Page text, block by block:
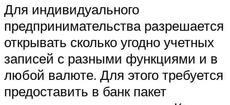
Для индивидуального
предпринимательства разрешается
открывать сколько угодно учетных
записей с разными функциями и в
любой валюте. Для этого требуется
предоставить в банк пакет